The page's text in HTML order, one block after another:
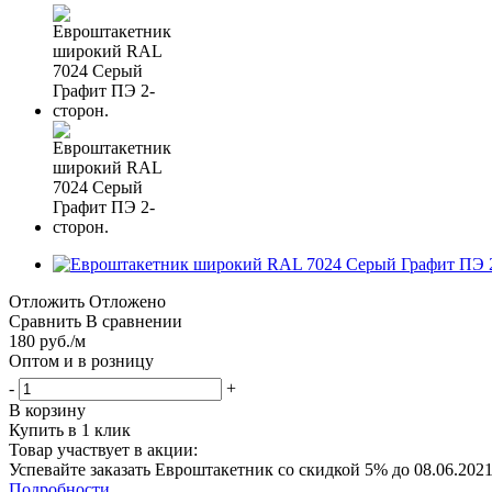
Отложить Отложено
Сравнить В сравнении
180 руб./м
Оптом и в розницу
-
+
В корзину
Купить в 1 клик
Товар участвует в акции:
Успевайте заказать Евроштакетник со скидкой 5% до